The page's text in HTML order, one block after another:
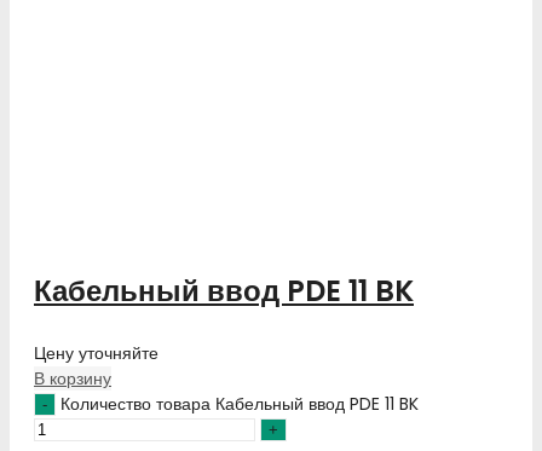
Кабельный ввод PDE 11 BK
Цену уточняйте
В корзину
Количество товара Кабельный ввод PDE 11 BK